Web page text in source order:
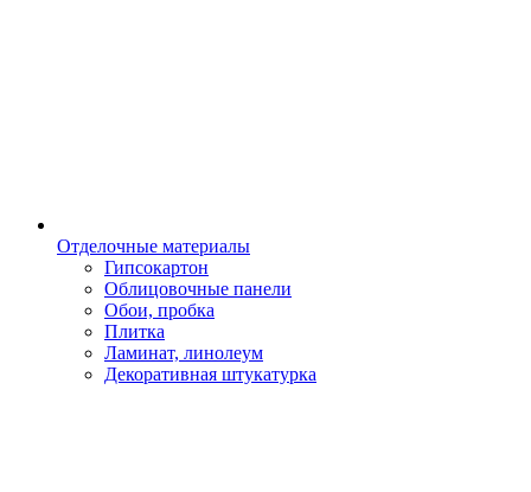
Отделочные материалы
Гипсокартон
Облицовочные панели
Обои, пробка
Плитка
Ламинат, линолеум
Декоративная штукатурка